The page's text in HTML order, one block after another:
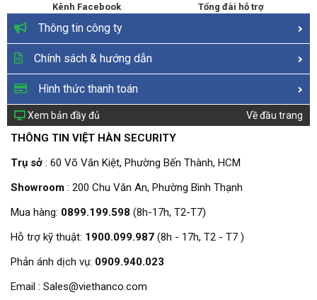
Kênh Facebook Tổng đài hỗ trợ
Thông tin công ty
Chính sách & hướng dẫn
Hình thức thanh toán
Xem bản đầy đủ Về đầu trang
THÔNG TIN VIỆT HÀN SECURITY
Trụ sở : 60 Võ Văn Kiệt, Phường Bến Thành, HCM
Showroom : 200 Chu Văn An, Phường Bình Thạnh
Mua hàng: 0899.199.598 (8h-17h, T2-T7)
Hỗ trợ kỹ thuật: 1900.099.987 (8h - 17h, T2 - T7 )
Phản ánh dịch vụ: 0909.940.023
Email : Sales@viethanco.com